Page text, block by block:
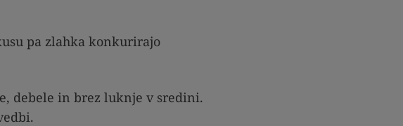
pa zlahka konkurirajo
debele in brez luknje v sredini.